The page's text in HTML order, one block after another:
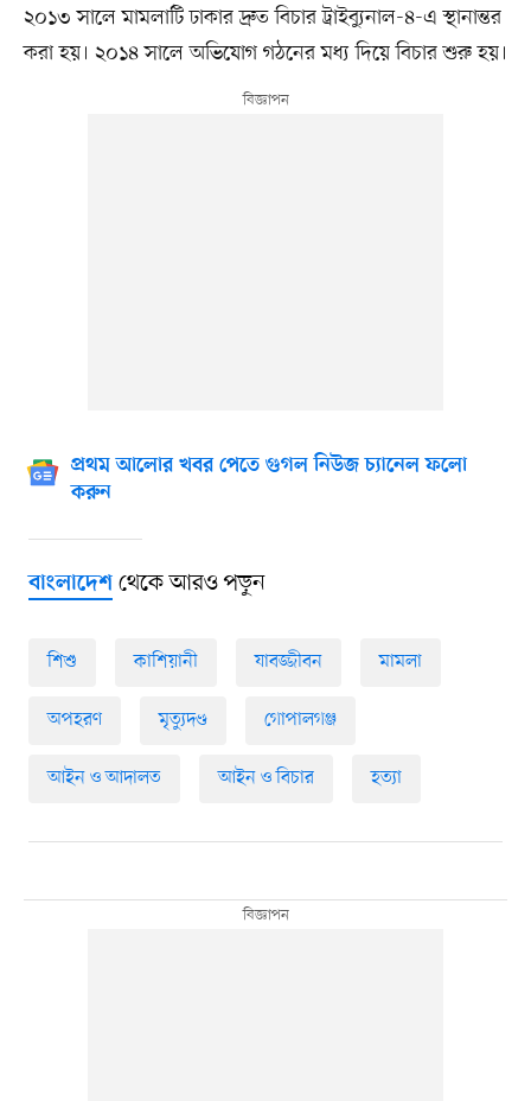
২০১৩ সালে মামলাটি ঢাকার দ্রুত বিচার ট্রাইব্যুনাল-৪-এ স্থানান্তর
করা হয়। ২০১৪ সালে অভিযোগ গঠনের মধ্য দিয়ে বিচার শুরু হয়।
প্রথম আলোর খবর পেতে গুগল নিউজ চ্যানেল ফলো
করুন
বাংলাদেশথেকে আরও পড়ুন
শিশু কাশিয়ানী যাবজ্জীবন মামলা
অপহরণ মৃত্যুদণ্ড গোপালগঞ্জ
আইন ও আদালত আইন ও বিচার হত্যা